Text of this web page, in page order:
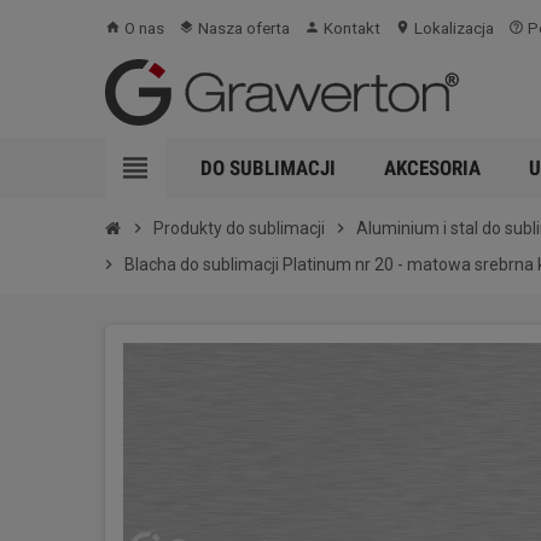
home O nas layers Nasza oferta person Kontakt location_on Lokalizacja help_outline
view_headline DO SUBLIMACJI AKCESORIA
chevron_right Produkty do sublimacji chevron_right Aluminium i stal do
chevron_right
Blacha do sublimacji Platinum nr 20 - matowa srebrna